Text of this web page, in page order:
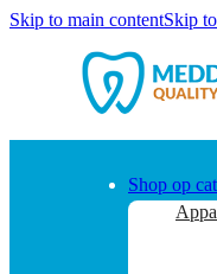
Skip to main contentSkip
Shop op